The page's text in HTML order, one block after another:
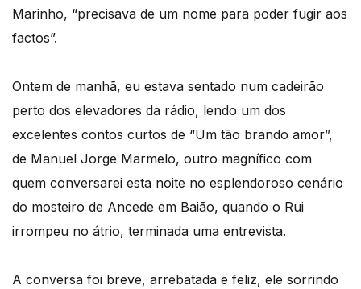
Marinho, “precisava de um nome para poder fugir aos
factos”.
Ontem de manhã, eu estava sentado num cadeirão
perto dos elevadores da rádio, lendo um dos
excelentes contos curtos de “Um tão brando amor”,
de Manuel Jorge Marmelo, outro magnífico com
quem conversarei esta noite no esplendoroso cenário
do mosteiro de Ancede em Baião, quando o Rui
irrompeu no átrio, terminada uma entrevista.
A conversa foi breve, arrebatada e feliz, ele sorrindo